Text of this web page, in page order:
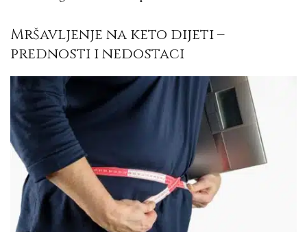
Mršavljenje na keto dijeti –
prednosti i nedostaci